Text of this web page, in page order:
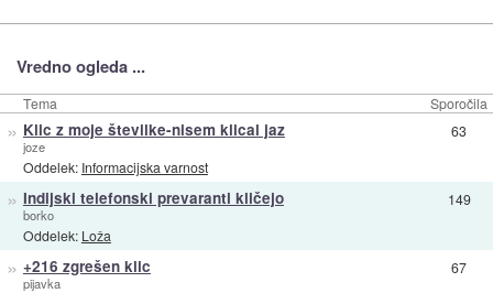
Vredno ogleda ...
Tema Sporočila
» Klic z moje številke-nisem klical jaz
joze
Oddelek: Informacijska varnost
63
» Indijski telefonski prevaranti kličejo
borko
Oddelek: Loža
149
» +216 zgrešen klic
pijavka
67